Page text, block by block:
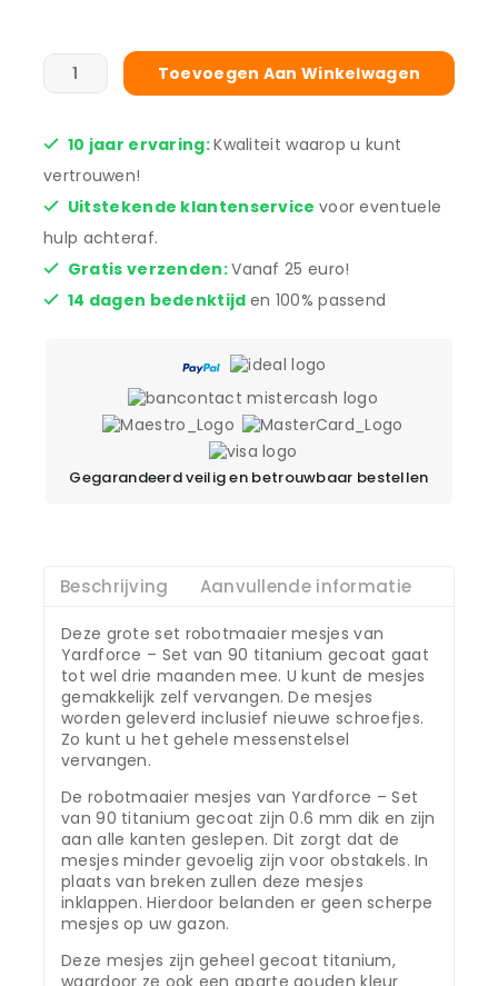
Toevoegen Aan Winkelwagen
10 jaar ervaring:Kwaliteit waarop u kunt
vertrouwen!
Uitstekende klantenservice voor eventuele
hulp achteraf.
Gratis verzenden:Vanaf 25 euro!
14 dagen bedenktijd en 100% passend
Gegarandeerd veilig en betrouwbaar bestellen
Beschrijving Aanvullende informatie
Deze grote set robotmaaier mesjes van
Yardforce – Set van 90 titanium gecoat gaat
tot wel drie maanden mee. U kunt de mesjes
gemakkelijk zelf vervangen. De mesjes
worden geleverd inclusief nieuwe schroefjes.
Zo kunt u het gehele messenstelsel
vervangen.
De robotmaaier mesjes van Yardforce – Set
van 90 titanium gecoat zijn 0.6 mm dik en zijn
aan alle kanten geslepen. Dit zorgt dat de
mesjes minder gevoelig zijn voor obstakels. In
plaats van breken zullen deze mesjes
inklappen. Hierdoor belanden er geen scherpe
mesjes op uw gazon.
Deze mesjes zijn geheel gecoat titanium,
waardoor ze ook een aparte gouden kleur